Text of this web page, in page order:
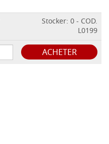
Stocker: 0 - COD.
L0199
ACHETER